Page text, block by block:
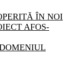
ÎN NOI
AFOS-